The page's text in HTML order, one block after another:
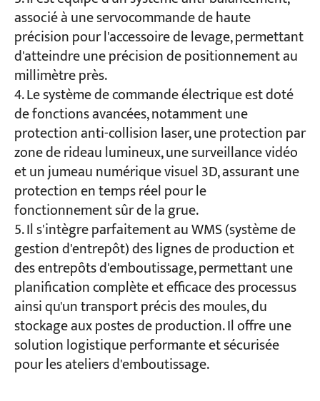
associé à une servocommande de haute
précision pour l'accessoire de levage, permettant
d'atteindre une précision de positionnement au
millimètre près.
Le système de commande électrique est doté
de fonctions avancées, notamment une
protection anti-collision laser, une protection par
zone de rideau lumineux, une surveillance vidéo
et un jumeau numérique visuel 3D, assurant une
protection en temps réel pour le
fonctionnement sûr de la grue.
Il s'intègre parfaitement au WMS (système de
gestion d'entrepôt) des lignes de production et
des entrepôts d'emboutissage, permettant une
planification complète et efficace des processus
ainsi qu'un transport précis des moules, du
stockage aux postes de production. Il offre une
solution logistique performante et sécurisée
pour les ateliers d'emboutissage.